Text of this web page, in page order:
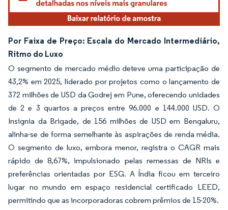
Por Faixa de Preço: Escala do Mercado Intermediário,
Ritmo do Luxo
O segmento de mercado médio deteve uma participação de
43,2% em 2025, liderado por projetos como o lançamento de
372 milhões de USD da Godrej em Pune, oferecendo unidades
de 2 e 3 quartos a preços entre 96.000 e 144.000 USD. O
Insignia da Brigade, de 156 milhões de USD em Bengaluru,
alinha-se de forma semelhante às aspirações de renda média.
O segmento de luxo, embora menor, registra o CAGR mais
rápido de 8,67%, impulsionado pelas remessas de NRIs e
preferências orientadas por ESG. A Índia ficou em terceiro
lugar no mundo em espaço residencial certificado LEED,
permitindo que as incorporadoras cobrem prêmios de 15-20%.